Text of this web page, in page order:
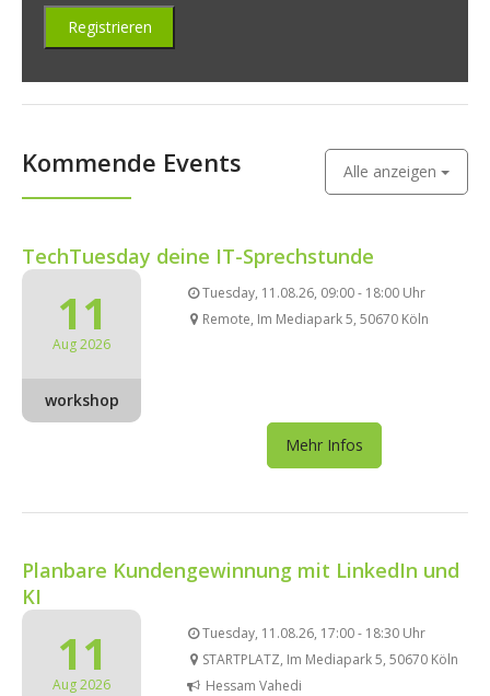
Kommende Events Alle anzeigen
TechTuesday deine IT-Sprechstunde
11
Aug 2026
workshop
Tuesday, 11.08.26, 09:00 - 18:00 Uhr
Remote, Im Mediapark 5, 50670 Köln
Mehr Infos
Planbare Kundengewinnung mit LinkedIn und
KI
11
Aug 2026
Tuesday, 11.08.26, 17:00 - 18:30 Uhr
STARTPLATZ, Im Mediapark 5, 50670 Köln
Hessam Vahedi